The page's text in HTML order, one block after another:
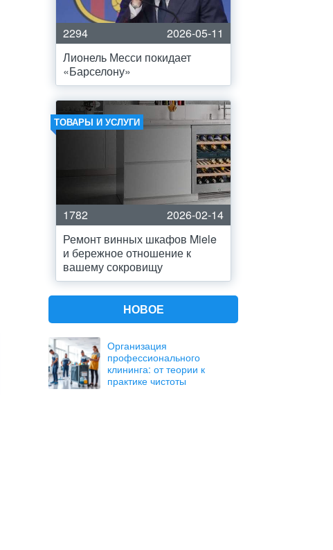
2294
2026-05-11
Лионель Месси покидает
«Барселону»
ТОВАРЫ И УСЛУГИ
1782
2026-02-14
Ремонт винных шкафов Miele
и бережное отношение к
вашему сокровищу
НОВОЕ
Организация
профессионального
клининга: от теории к
практике чистоты